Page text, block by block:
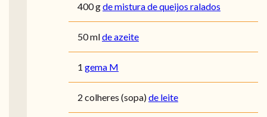
400gde mistura de queijos ralados
50mlde azeite
1 gema M
2 colheres (sopa)de leite